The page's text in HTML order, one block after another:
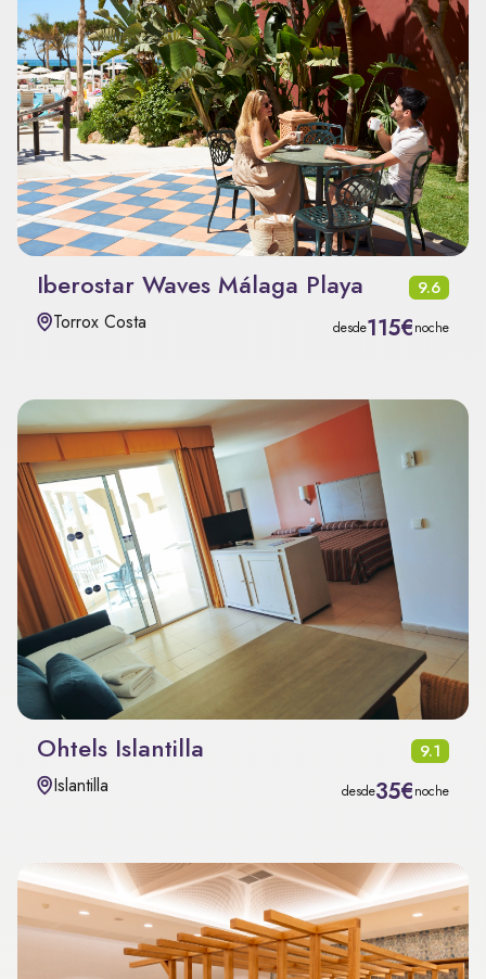
Iberostar Waves Málaga Playa 9.6
Torrox Costa desde115€noche
Ohtels Islantilla 9.1
Islantilla desde35€noche